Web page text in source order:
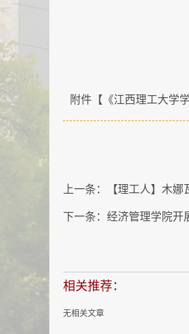
附件【 《江西理工大学
上一条： 【理工人】木
下一条： 经济管理学院开
相关推荐：
无相关文章